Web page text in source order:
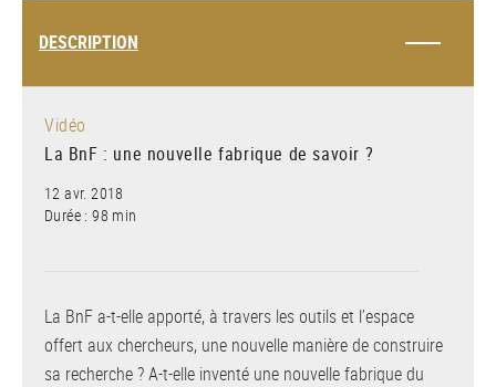
DESCRIPTION
Vidéo
La BnF : une nouvelle fabrique de savoir ?
12 avr. 2018
Durée : 98 min
La BnF a-t-elle apporté, à travers les outils et l’espace
offert aux chercheurs, une nouvelle manière de construire
sa recherche ? A-t-elle inventé une nouvelle fabrique du